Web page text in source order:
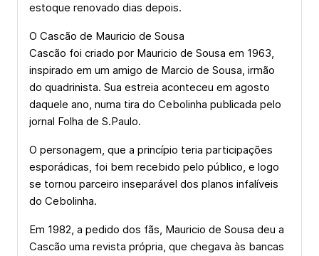
estoque renovado dias depois.
O Cascão de Mauricio de Sousa
Cascão foi criado por Mauricio de Sousa em 1963,
inspirado em um amigo de Marcio de Sousa, irmão
do quadrinista. Sua estreia aconteceu em agosto
daquele ano, numa tira do Cebolinha publicada pelo
jornal Folha de S.Paulo.
O personagem, que a princípio teria participações
esporádicas, foi bem recebido pelo público, e logo
se tornou parceiro inseparável dos planos infalíveis
do Cebolinha.
Em 1982, a pedido dos fãs, Mauricio de Sousa deu a
Cascão uma revista própria, que chegava às bancas